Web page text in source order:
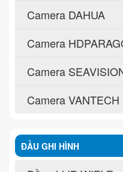
Camera DAHUA
Camera
Camera
Camera VANTECH
ĐẦU GHI HÌNH